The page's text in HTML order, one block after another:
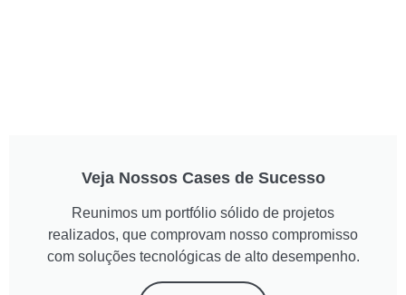
Veja Nossos Cases de Sucesso
Reunimos um portfólio sólido de projetos
realizados, que comprovam nosso compromisso
com soluções tecnológicas de alto desempenho.